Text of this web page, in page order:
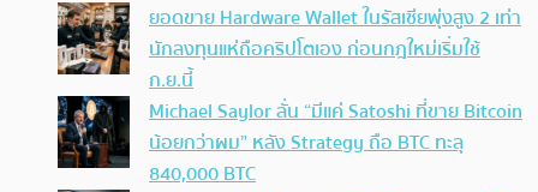
ยอดขาย Hardware Wallet ในรัสเซียพุ่งสูง 2 เท่า
นักลงทุนแห่ถือคริปโตเอง ก่อนกฎใหม่เริ่มใช้
ก.ย.นี้
Michael Saylor ลั่น “มีแค่ Satoshi ที่ขาย Bitcoin
น้อยกว่าผม” หลัง Strategy ถือ BTC ทะลุ
840,000 BTC